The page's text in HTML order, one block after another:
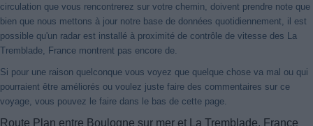
circulation que vous rencontrerez sur votre chemin, doivent prendre note que
bien que nous mettons à jour notre base de données quotidiennement, il est
possible qu'un radar est installé à proximité de contrôle de vitesse des La
Tremblade, France montrent pas encore de.
Si pour une raison quelconque vous voyez que quelque chose va mal ou qui
pourraient être améliorés ou voulez juste faire des commentaires sur ce
voyage, vous pouvez le faire dans le bas de cette page.
Route Plan entre Boulogne sur mer et La Tremblade, France
Fermer cet avis